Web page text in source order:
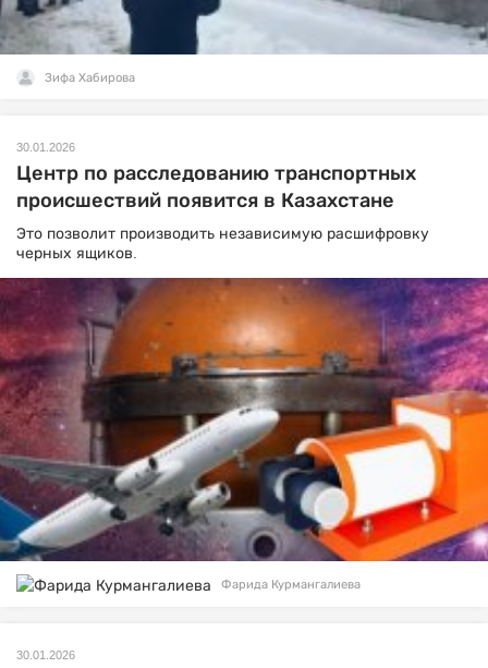
Зифа Хабирова
30.01.2026
Центр по расследованию транспортных
происшествий появится в Казахстане
Это позволит производить независимую расшифровку
черных ящиков.
Фарида Курмангалиева
30.01.2026